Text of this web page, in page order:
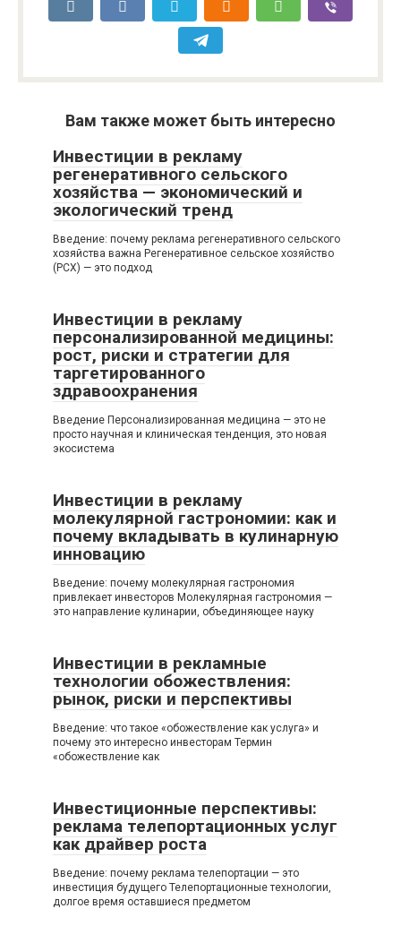
Вам также может быть интересно
Инвестиции в рекламу
регенеративного сельского
хозяйства — экономический и
экологический тренд
Введение: почему реклама регенеративного сельского
хозяйства важна Регенеративное сельское хозяйство
(РСХ) — это подход
Инвестиции в рекламу
персонализированной медицины:
рост, риски и стратегии для
таргетированного
здравоохранения
Введение Персонализированная медицина — это не
просто научная и клиническая тенденция, это новая
экосистема
Инвестиции в рекламу
молекулярной гастрономии: как и
почему вкладывать в кулинарную
инновацию
Введение: почему молекулярная гастрономия
привлекает инвесторов Молекулярная гастрономия —
это направление кулинарии, объединяющее науку
Инвестиции в рекламные
технологии обожествления:
рынок, риски и перспективы
Введение: что такое «обожествление как услуга» и
почему это интересно инвесторам Термин
«обожествление как
Инвестиционные перспективы:
реклама телепортационных услуг
как драйвер роста
Введение: почему реклама телепортации — это
инвестиция будущего Телепортационные технологии,
долгое время оставшиеся предметом